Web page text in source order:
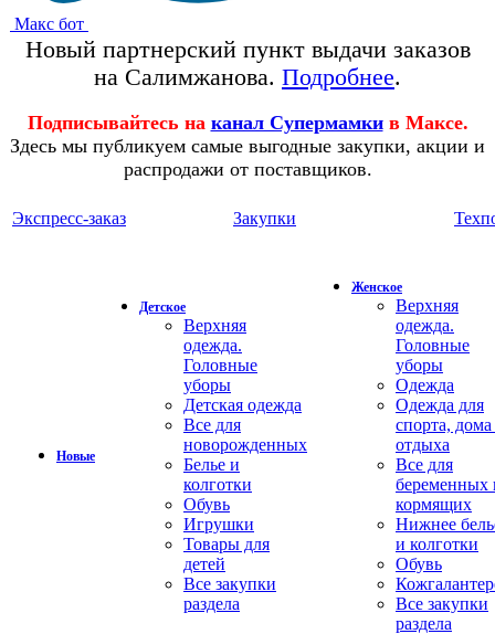
Макс бот
Новый партнерский пункт выдачи заказов
на Салимжанова. Подробнее.
Подписывайтесь на канал Супермамки в Максе.
Здесь мы публикуем самые выгодные закупки, акции и
распродажи от поставщиков.
Экспресс-заказ Закупки
Новые
Детское
Верхняя
одежда.
Головные
уборы
Детская одежда
Все для
новорожденных
Белье и
колготки
Обувь
Игрушки
Товары для
детей
Все закупки
раздела
Женское
Верхняя
одежда.
Головные
уборы
Одежда
Одежда для
спорта,
отдыха
Все для
беременных
кормящих
Нижнее
и колготки
Обувь
Все закупки
раздела